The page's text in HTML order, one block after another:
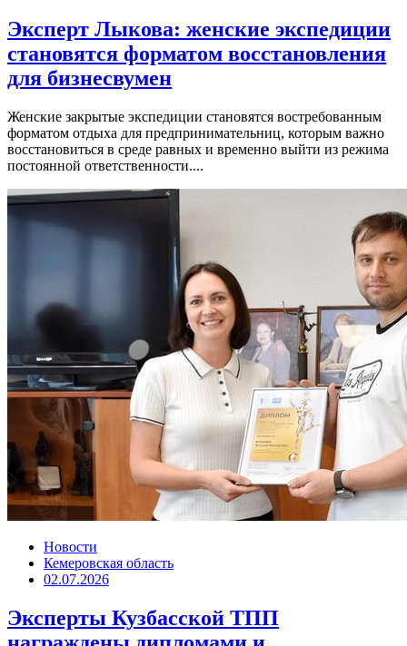
Эксперт Лыкова: женские экспедиции
становятся форматом восстановления
для бизнесвумен
Женские закрытые экспедиции становятся востребованным
форматом отдыха для предпринимательниц, которым важно
восстановиться в среде равных и временно выйти из режима
постоянной ответственности....
Новости
Кемеровская область
02.07.2026
Эксперты Кузбасской ТПП